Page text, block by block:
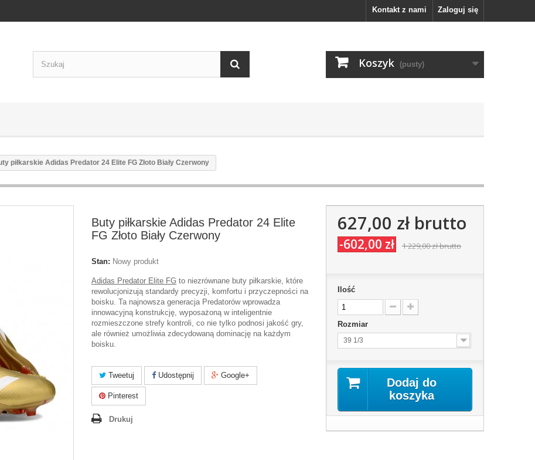
Zaloguj się
Kontakt z nami
Koszyk (pusty)
piłkarskie Adidas Predator 24 Elite FG Złoto Biały Czerwony
Buty piłkarskie Adidas Predator 24 Elite
FG Złoto Biały Czerwony
Stan: Nowy produkt
Adidas Predator Elite FG to niezrównane buty piłkarskie, które
rewolucjonizują standardy precyzji, komfortu i przyczepności na
boisku. Ta najnowsza generacja Predatorów wprowadza
innowacyjną konstrukcję, wyposażoną w inteligentnie
rozmieszczone strefy kontroli, co nie tylko podnosi jakość gry,
ale również umożliwia zdecydowaną dominację na każdym
boisku.
Tweetuj Udostępnij Google+
Pinterest
Drukuj
627,00 złbrutto
-602,00 zł 1 229,00 złbrutto
Ilość
Rozmiar
39 1/3
Dodaj do
koszyka